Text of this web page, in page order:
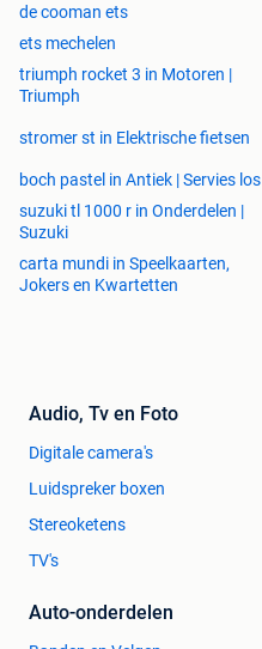
de cooman ets
ets mechelen
triumph rocket 3 in Motoren |
Triumph
stromer st in Elektrische fietsen
boch pastel in Antiek | Servies los
suzuki tl 1000 r in Onderdelen |
Suzuki
carta mundi in Speelkaarten,
Jokers en Kwartetten
Audio, Tv en Foto
Digitale camera's
Luidspreker boxen
Stereoketens
TV's
Auto-onderdelen